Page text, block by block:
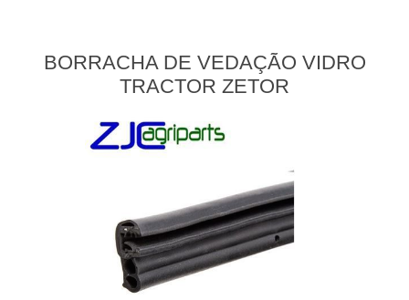
BORRACHA DE VEDAÇÃO VIDRO
TRACTOR ZETOR